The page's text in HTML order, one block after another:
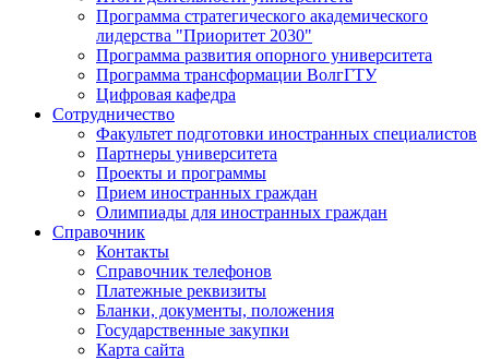
Программа стратегического академического
лидерства "Приоритет 2030"
Программа развития опорного университета
Программа трансформации ВолгГТУ
Цифровая кафедра
Сотрудничество
Факультет подготовки иностранных специалистов
Партнеры университета
Проекты и программы
Прием иностранных граждан
Олимпиады для иностранных граждан
Справочник
Контакты
Справочник телефонов
Платежные реквизиты
Бланки, документы, положения
Государственные закупки
Карта сайта